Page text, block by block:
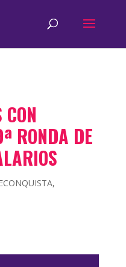
RONDA DE
,